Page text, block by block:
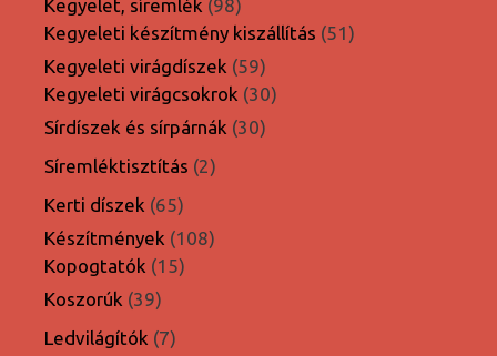
Kegyelet, síremlék 98
termék
Kegyeleti készítmény kiszállítás 5151
Kegyeleti virágdíszek 5959
termék
Kegyeleti virágcsokrok 3030
Sírdíszek és sírpárnák 3030
Síremléktisztítás 22
Kerti díszek 6565
termék
Készítmények 108108
Kopogtatók 1515
Koszorúk 3939
termék
Ledvilágítók 77